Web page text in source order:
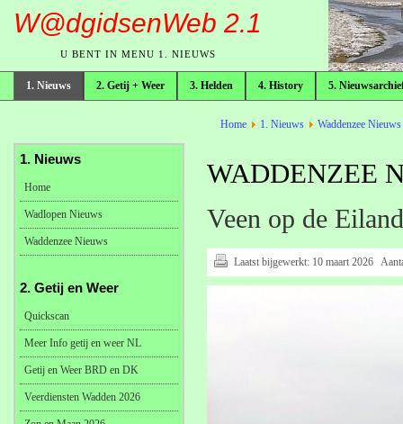
W@dgidsenWeb 2.1
U BENT IN MENU 1. NIEUWS
1. Nieuws 2. Getij + Weer 3. Helden 4. History 5.
broodkruimelpad
Home 1. Nieuws Waddenzee Nieuws
WADDENZEE
Veen op de
Laatst bijgewerkt: 10 maart 2026
1. Nieuws
Home
Wadlopen Nieuws
Waddenzee Nieuws
2. Getij en Weer
Quickscan
Meer Info getij en weer NL
Getij en Weer BRD en DK
Veerdiensten Wadden 2026